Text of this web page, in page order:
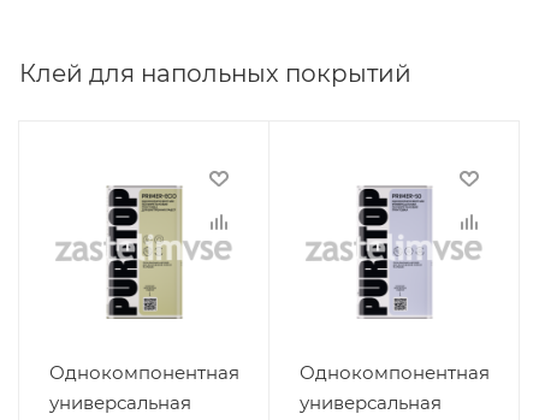
Клей для напольных покрытий
Однокомпонентная
универсальная
Однокомпонентная
универсальная